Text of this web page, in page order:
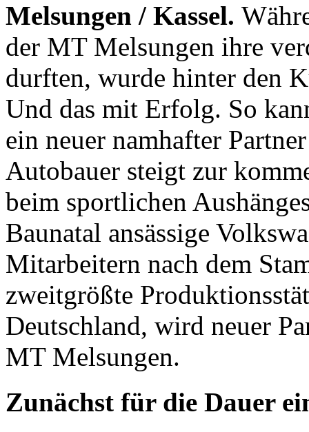
Melsungen / Kassel.
der MT Melsungen ihre
durften, wurde hinter den
Und das mit Erfolg. So
ein neuer namhafter
Autobauer steigt zur
beim sportlichen
Baunatal ansässige
Mitarbeitern nach dem
zweitgrößte
Deutschland, wird neuer
MT Melsungen.
Zunächst für die Dauer